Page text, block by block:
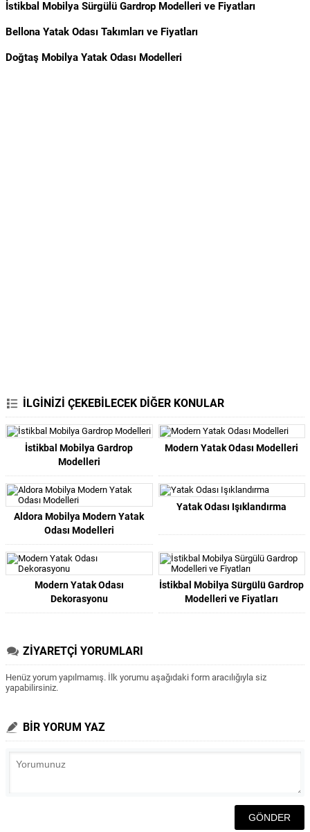
İstikbal Mobilya Sürgülü Gardrop Modelleri ve Fiyatları
Bellona Yatak Odası Takımları ve Fiyatları
Doğtaş Mobilya Yatak Odası Modelleri
İLGİNİZİ ÇEKEBİLECEK DİĞER KONULAR
İstikbal Mobilya Gardrop
Modelleri
Modern Yatak Odası Modelleri
Aldora Mobilya Modern Yatak
Odası Modelleri
Yatak Odası Işıklandırma
Modern Yatak Odası
Dekorasyonu
İstikbal Mobilya Sürgülü Gardrop
Modelleri ve Fiyatları
ZİYARETÇİ YORUMLARI
Henüz yorum yapılmamış. İlk yorumu aşağıdaki form aracılığıyla siz
yapabilirsiniz.
BİR YORUM YAZ